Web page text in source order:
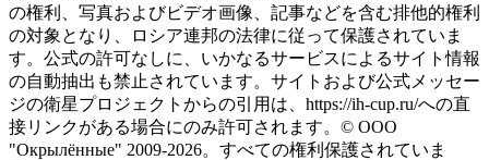
の権利、写真およびビデオ画像、記事などを含む排他的権利
の対象となり、ロシア連邦の法律に従って保護されていま
す。公式の許可なしに、いかなるサービスによるサイト情報
の自動抽出も禁止されています。サイトおよび公式メッセー
ジの衛星プロジェクトからの引用は、https://ih-cup.ru/への直
接リンクがある場合にのみ許可されます。© ООО
"Окрылённые" 2009-2026。すべての権利保護されていま